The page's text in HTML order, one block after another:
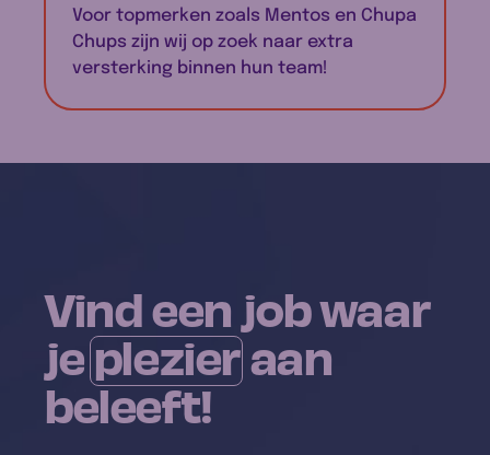
Voor topmerken zoals Mentos en Chupa
Chups zijn wij op zoek naar extra
versterking binnen hun team!
Vind een job waar
jeplezieraan
beleeft!